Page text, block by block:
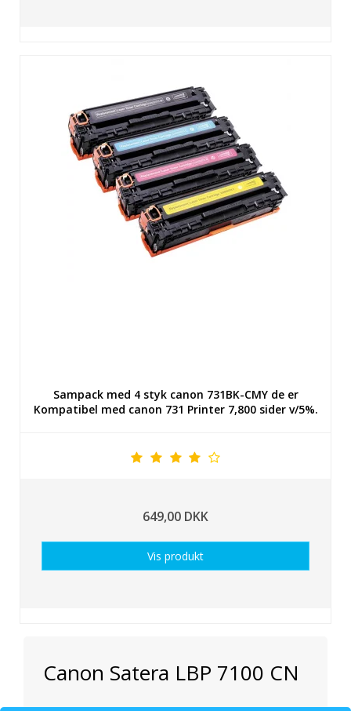
Sampack med 4 styk canon 731BK-CMY de er
Kompatibel med canon 731 Printer 7,800 sider v/5%.
649,00 DKK
Vis produkt
Canon Satera LBP 7100 CN